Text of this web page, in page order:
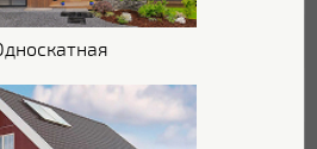
Глянцевая
Zn 60-100